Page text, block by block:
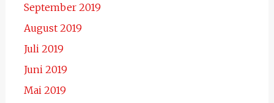
September 2019
August 2019
Juli 2019
Juni 2019
Mai 2019